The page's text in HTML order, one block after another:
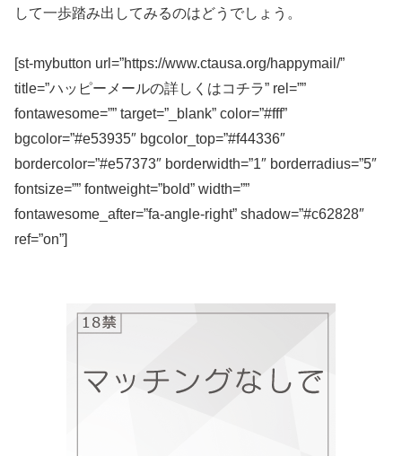
して一歩踏み出してみるのはどうでしょう。
[st-mybutton url=”https://www.ctausa.org/happymail/”
title=”ハッピーメールの詳しくはコチラ” rel=””
fontawesome=”” target=”_blank” color=”#fff”
bgcolor=”#e53935″ bgcolor_top=”#f44336″
bordercolor=”#e57373″ borderwidth=”1″ borderradius=”5″
fontsize=”” fontweight=”bold” width=””
fontawesome_after=”fa-angle-right” shadow=”#c62828″
ref=”on”]